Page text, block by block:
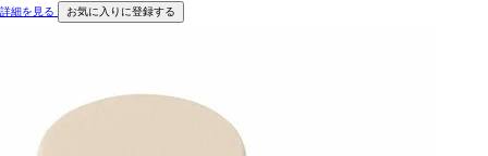
詳細を見る
お気に入りに登録する